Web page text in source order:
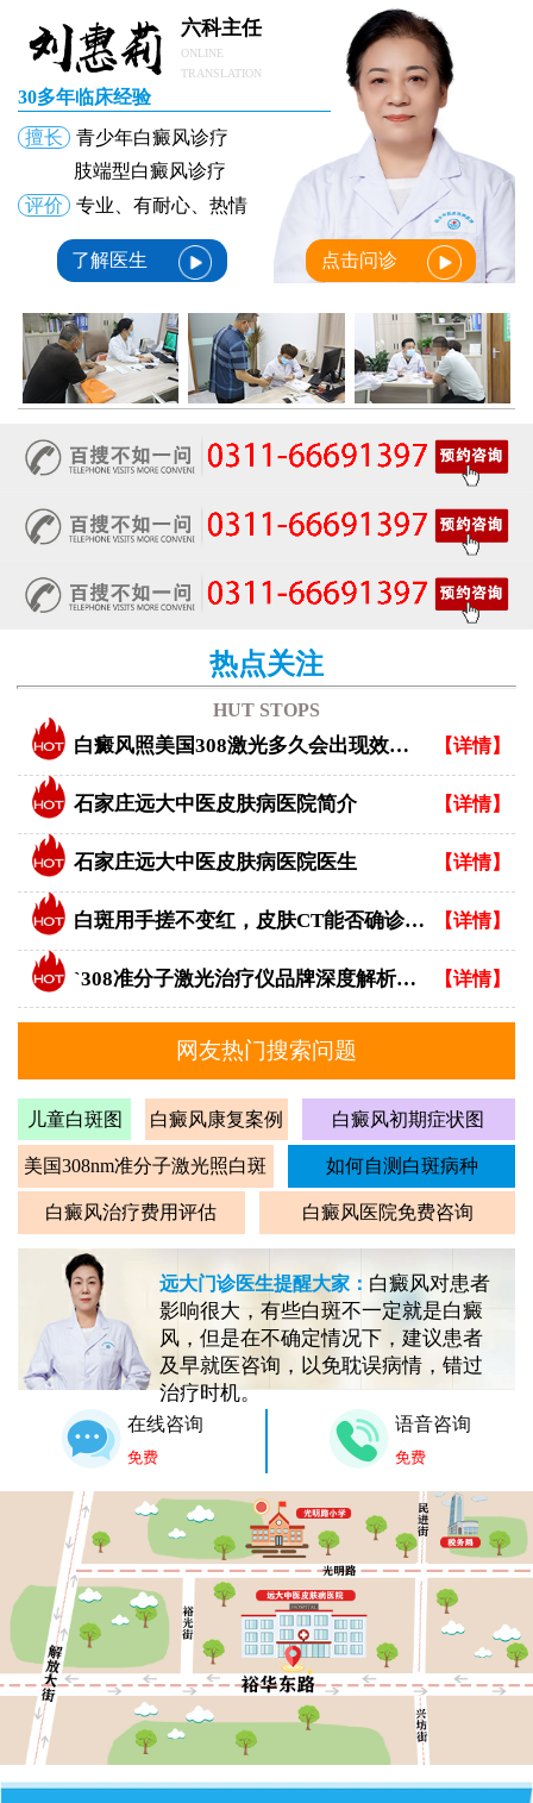
六科主任
ONLINE
TRANSLATION
30多年临床经验
擅长
青少年白癜风诊疗
肢端型白癜风诊疗
评价
专业、有耐心、热情
了解医生 点击问诊
热点关注
HUT STOPS
白癜风照美国308激光多久会出现效果？ 【详情】
石家庄远大中医皮肤病医院简介 【详情】
石家庄远大中医皮肤病医院医生 【详情】
白斑用手搓不变红，皮肤CT能否确诊白癜风？ 【详情】
`308准分子激光治疗仪品牌深度解析：专业视角下的优选指南` 【详情】
网友热门搜索问题
儿童白斑图 白癜风康复案例 白癜风初期症状图
美国308nm准分子激光照白斑 如何自测白斑病种
白癜风治疗费用评估 白癜风医院免费咨询
远大门诊医生提醒大家： 白癜风对患者
影响很大，有些白斑不一定就是白癜
风，但是在不确定情况下，建议患者
及早就医咨询，以免耽误病情，错过
治疗时机。
在线咨询
免费
语音咨询
免费